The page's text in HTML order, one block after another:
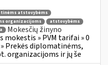
atstovybėms
organizacijoms
atstovybėms
Mokesčių žinyno
mokestis » PVM tarifai » 0
Prekės diplomatinėms,
organizacijoms ir jų še